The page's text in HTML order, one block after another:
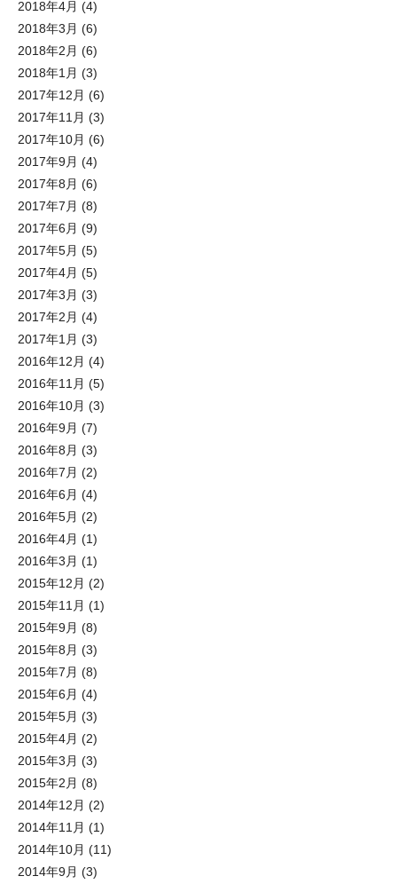
2018年4月 (4)
2018年3月 (6)
2018年2月 (6)
2018年1月 (3)
2017年12月 (6)
2017年11月 (3)
2017年10月 (6)
2017年9月 (4)
2017年8月 (6)
2017年7月 (8)
2017年6月 (9)
2017年5月 (5)
2017年4月 (5)
2017年3月 (3)
2017年2月 (4)
2017年1月 (3)
2016年12月 (4)
2016年11月 (5)
2016年10月 (3)
2016年9月 (7)
2016年8月 (3)
2016年7月 (2)
2016年6月 (4)
2016年5月 (2)
2016年4月 (1)
2016年3月 (1)
2015年12月 (2)
2015年11月 (1)
2015年9月 (8)
2015年8月 (3)
2015年7月 (8)
2015年6月 (4)
2015年5月 (3)
2015年4月 (2)
2015年3月 (3)
2015年2月 (8)
2014年12月 (2)
2014年11月 (1)
2014年10月 (11)
2014年9月 (3)